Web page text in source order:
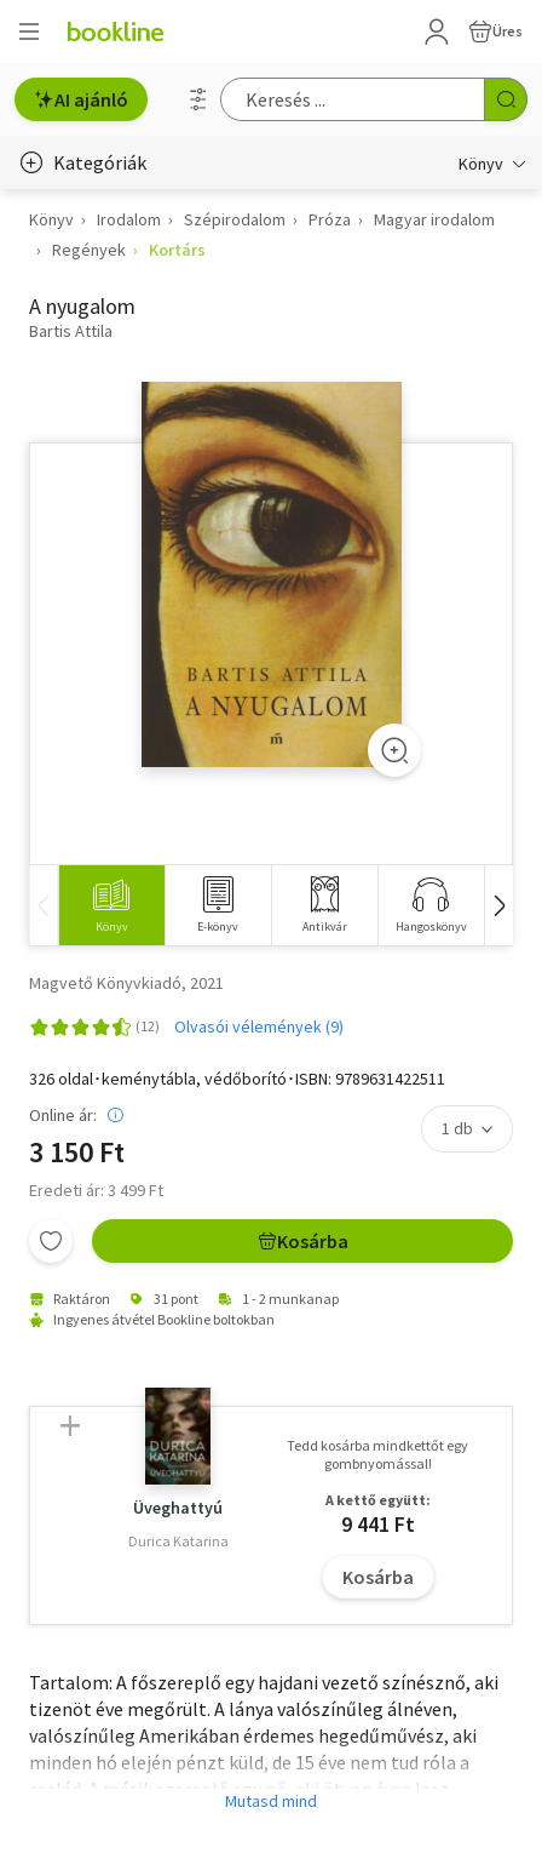
Üres
AI ajánló
Kategóriák Könyv
Életmód, egészség
Gyermek- és ifjúsági
Hobbi, szabadidő
Szótár, nyelvkönyv
Tankönyv, segédkönyv
Társadalomtudomány
Természettudomány
Könyv Irodalom Szépirodalom Próza
Magyar irodalom
Regények
Kortárs
A nyugalom
Bartis Attila
Könyv E-könyv Antikvár Hangoskönyv
Magvető Könyvkiadó, 2021
Olvasói vélemények (9)
326 oldal･keménytábla, védőborító･ISBN: 9789631422511
Online ár:
3 150 Ft
Eredeti ár: 3 499 Ft
Kosárba
Raktáron 31 pont
1 - 2 munkanap
Ingyenes átvétel Bookline boltokban
Üveghattyú
Durica Katarina
Tedd kosárba mindkettőt egy
gombnyomással!
A kettő együtt:
9 441 Ft
Kosárba
Tartalom: A főszereplő egy hajdani vezető színésznő, aki
tizenöt éve megőrült. A lánya valószínűleg álnéven,
valószínűleg Amerikában érdemes hegedűművész, aki
minden hó elején pénzt küld, de 15 éve nem tud róla a
család. A másik szereplő egy nő, aki ötven éves lesz,